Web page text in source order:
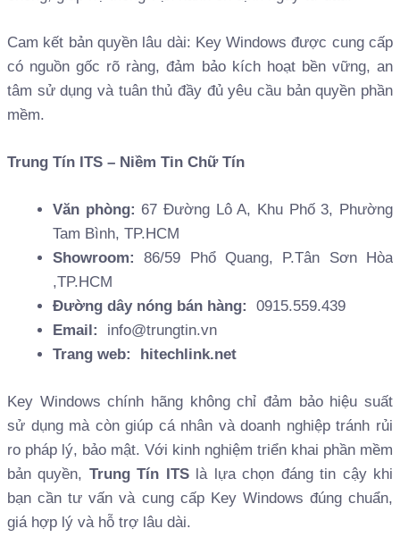
Cam kết bản quyền lâu dài: Key Windows được cung cấp
có nguồn gốc rõ ràng, đảm bảo kích hoạt bền vững, an
tâm sử dụng và tuân thủ đầy đủ yêu cầu bản quyền phần
mềm.
Trung Tín ITS – Niềm Tin Chữ Tín
Văn phòng: 67 Đường Lô A, Khu Phố 3, Phường
Tam Bình, TP.HCM
Showroom:
86/59 Phổ Quang, P.Tân Sơn Hòa
,TP.HCM
Đường dây nóng bán hàng:
0915.559.439
Email:
info@trungtin.vn
Trang web:
hitechlink.net
Key Windows chính hãng không chỉ đảm bảo hiệu suất
sử dụng mà còn giúp cá nhân và doanh nghiệp tránh rủi
ro pháp lý, bảo mật. Với kinh nghiệm triển khai phần mềm
bản quyền, Trung Tín ITSlà lựa chọn đáng tin cậy khi
bạn cần tư vấn và cung cấp Key Windows đúng chuẩn,
giá hợp lý và hỗ trợ lâu dài.